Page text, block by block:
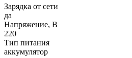
Зарядка от сети
да
Напряжение, В
220
Тип питания
аккумулятор